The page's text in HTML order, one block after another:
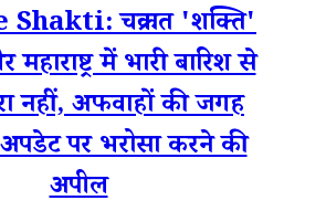
चक्रवात 'शक्ति'
में भारी बारिश से
नहीं, अफवाहों की जगह
पर भरोसा करने की
अपील